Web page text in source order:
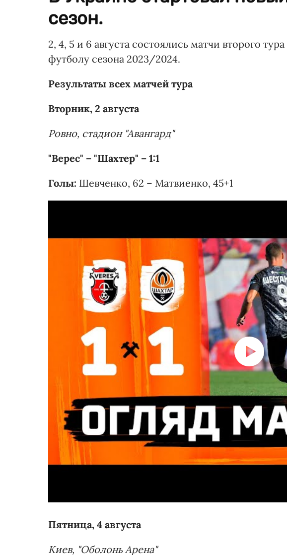
сезон.
2, 4, 5 и 6 августа состоялись матчи второго тура
футболу сезона 2023/2024.
Результаты всех матчей тура
Вторник, 2 августа
Ровно, стадион "Авангард"
"Верес" – "Шахтер" – 1:1
Голы: Шевченко, 62 – Матвиенко, 45+1
Пятница, 4 августа
Киев, "Оболонь Арена"